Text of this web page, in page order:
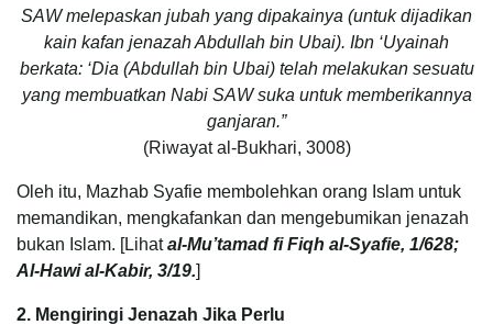
SAW melepaskan jubah yang dipakainya (untuk dijadikan
kain kafan jenazah Abdullah bin Ubai). Ibn ‘Uyainah
berkata: ‘Dia (Abdullah bin Ubai) telah melakukan sesuatu
yang membuatkan Nabi SAW suka untuk memberikannya
ganjaran.”
(Riwayat al-Bukhari, 3008)
Oleh itu, Mazhab Syafie membolehkan orang Islam untuk
memandikan, mengkafankan dan mengebumikan jenazah
bukan Islam. [Lihatal-Mu’tamad fi Fiqh al-Syafie, 1/628;
Al-Hawi al-Kabir, 3/19.]
2. Mengiringi Jenazah Jika Perlu